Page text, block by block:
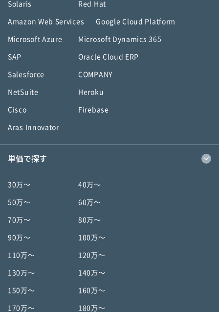
Solaris Red Hat
Amazon Web Services Google Cloud Platform
Microsoft Azure Microsoft Dynamics 365
SAP Oracle Cloud ERP
Salesforce COMPANY
NetSuite Heroku
Cisco Firebase
Aras Innovator
単価で探す
30万〜 40万〜
50万〜 60万〜
70万〜 80万〜
90万〜 100万〜
110万〜 120万〜
130万〜 140万〜
150万〜 160万〜
170万〜 180万〜